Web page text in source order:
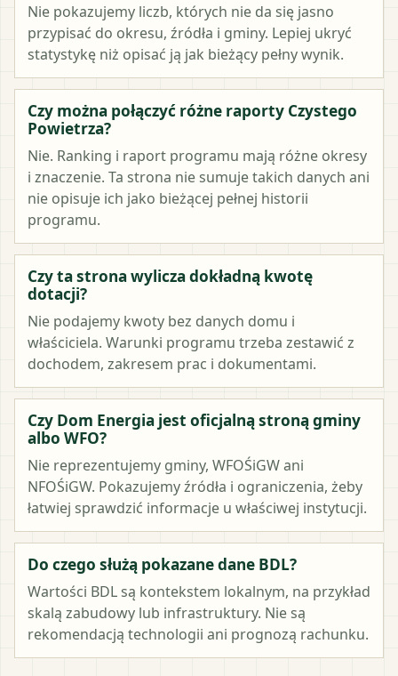
Nie pokazujemy liczb, których nie da się jasno
przypisać do okresu, źródła i gminy. Lepiej ukryć
statystykę niż opisać ją jak bieżący pełny wynik.
Czy można połączyć różne raporty Czystego
Powietrza?
Nie. Ranking i raport programu mają różne okresy
i znaczenie. Ta strona nie sumuje takich danych ani
nie opisuje ich jako bieżącej pełnej historii
programu.
Czy ta strona wylicza dokładną kwotę
dotacji?
Nie podajemy kwoty bez danych domu i
właściciela. Warunki programu trzeba zestawić z
dochodem, zakresem prac i dokumentami.
Czy Dom Energia jest oficjalną stroną gminy
albo WFO?
Nie reprezentujemy gminy, WFOŚiGW ani
NFOŚiGW. Pokazujemy źródła i ograniczenia, żeby
łatwiej sprawdzić informacje u właściwej instytucji.
Do czego służą pokazane dane BDL?
Wartości BDL są kontekstem lokalnym, na przykład
skalą zabudowy lub infrastruktury. Nie są
rekomendacją technologii ani prognozą rachunku.